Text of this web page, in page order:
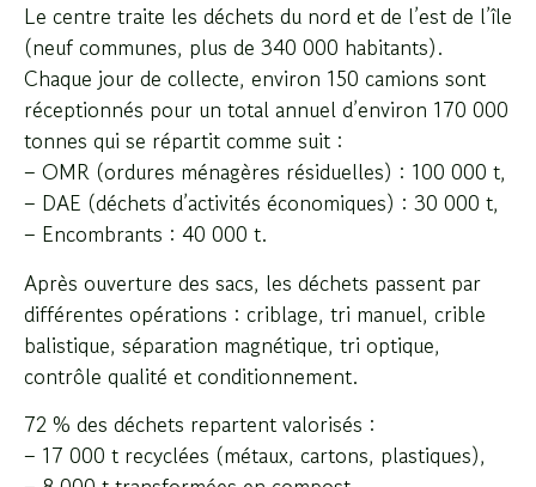
Le centre traite les déchets du nord et de l’est de l’île
(neuf communes, plus de 340 000 habitants).
Chaque jour de collecte, environ 150 camions sont
réceptionnés pour un total annuel d’environ 170 000
tonnes qui se répartit comme suit :
– OMR (ordures ménagères résiduelles) : 100 000 t,
– DAE (déchets d’activités économiques) : 30 000 t,
– Encombrants : 40 000 t.
Après ouverture des sacs, les déchets passent par
différentes opérations : criblage, tri manuel, crible
balistique, séparation magnétique, tri optique,
contrôle qualité et conditionnement.
72 % des déchets repartent valorisés :
– 17 000 t recyclées (métaux, cartons, plastiques),